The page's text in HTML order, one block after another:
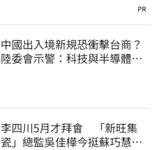
PR
中國出入境新規恐衝擊台商？
陸委會示警：科技與半導體從
李四川5月才拜會 「新旺集
瓷」總監吳佳樺今挺蘇巧慧：